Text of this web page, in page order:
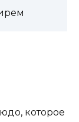
которое